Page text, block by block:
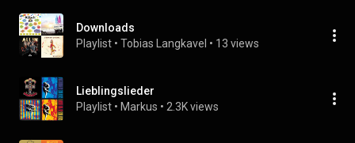
Downloads
Playlist • Tobias Langkavel • 13 views
Lieblingslieder
Playlist • Markus • 2.3K views